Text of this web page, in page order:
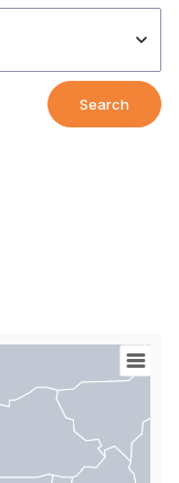
Search
with 1 data